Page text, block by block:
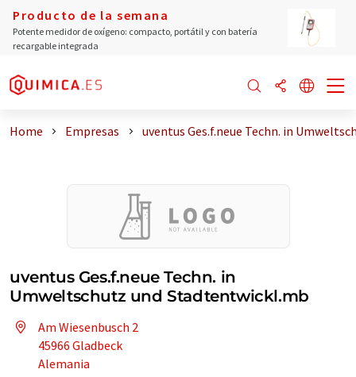
Producto de la semana
Potente medidor de oxígeno: compacto, portátil y con batería
recargable integrada
Home Empresas uventus Ges.f.neue Techn. in
uventus Ges.f.neue Techn. in
Umweltschutz und Stadtentwickl.mb
Am Wiesenbusch 2
45966 Gladbeck
Alemania